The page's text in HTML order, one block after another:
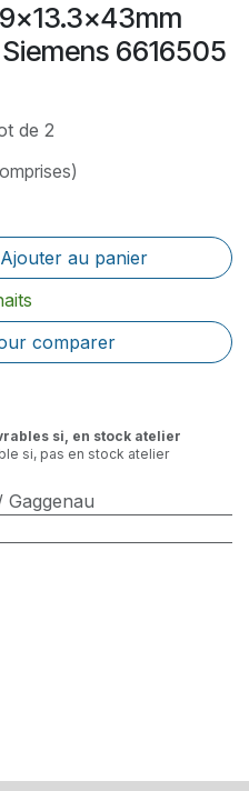
6616505
de 2
Ajouter au panier
comparer
si, en stock atelier
si, pas en stock atelier
Gaggenau